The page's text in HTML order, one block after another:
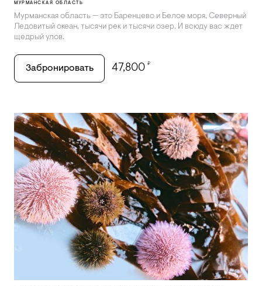
МУРМАНСКАЯ ОБЛАСТЬ
Мурманская область — это Баренцево и Белое моря, Северный
Ледовитый океан, тысячи рек и тысячи озер. И всюду вас ждет
щедрый улов.
Забронировать 47,800 ₽